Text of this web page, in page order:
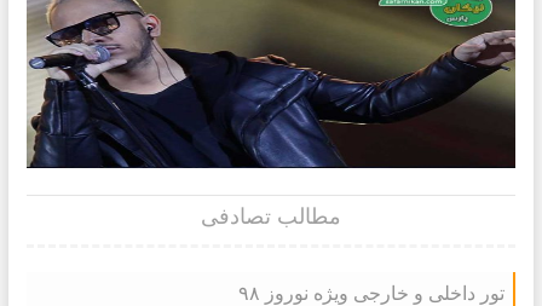
مطالب تصادفی
تور داخلی و خارجی ویژه نوروز ۹۸